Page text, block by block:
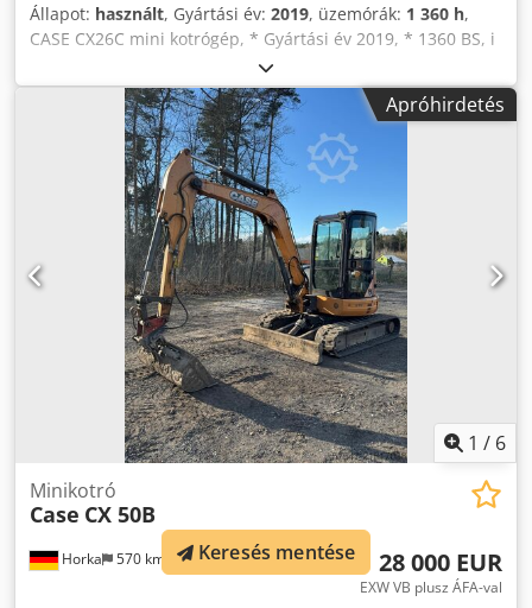
Állapot: használt, Gyártási év: 2019, üzemórák: 1 360 h,
CASE CX26C mini kotrógép, * Gyártási év 2019, * 1360 BS, i
* Fűtés, Dodpfeurfkcex Abpeck * Légkondicionáló, *
Gumilánctalp, * Tolólap, * Gyorscsatlakozó
Apróhirdetés
1 / 6
Horka 570 km
Minikotró
Case CX 50B
28 000 EUR
EXW VB plusz ÁFA-val
Keresés mentése